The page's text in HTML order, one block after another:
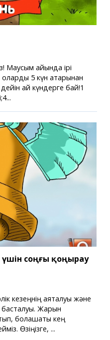
⁣Маусым айында ірі
5 күн қатарынан
дейін ай күндерге бай!⁣⁣1
соңғы қоңырау
кезеңнің аяқталуы және
басталуы. Жарқын
болашақты кең
Өзіңізге, ...